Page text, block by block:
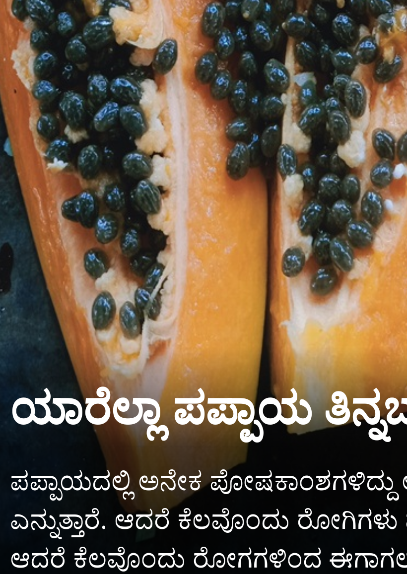
ಯಾರೆಲ್ಲಾ ಪಪ್ಪಾಯ
ಪಪ್ಪಾಯದಲ್ಲಿ ಅನೇಕ ಪೋಷಕಾಂಶಗಳಿದ್ದು
ಎನ್ನುತ್ತಾರೆ. ಆದರೆ ಕೆಲವೊಂದು
ಆದರೆ ಕೆಲವೊಂದು ರೋಗಗಳಿಂದ